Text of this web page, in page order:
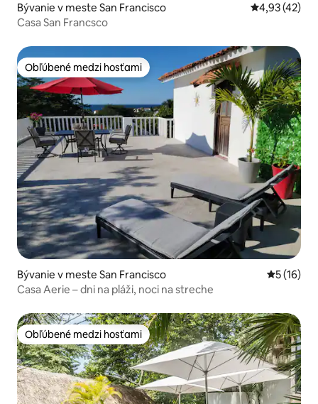
Bývanie v meste San Francisco Priemerné
4,93 (42)
Casa San Francsco
Obľúbené medzi hosťami
Obľúbené medzi hosťami
Bývanie v meste San Francisco
5 (16)
Casa Aerie – dni na pláži, noci na streche
Obľúbené medzi hosťami
Obľúbené medzi hosťami